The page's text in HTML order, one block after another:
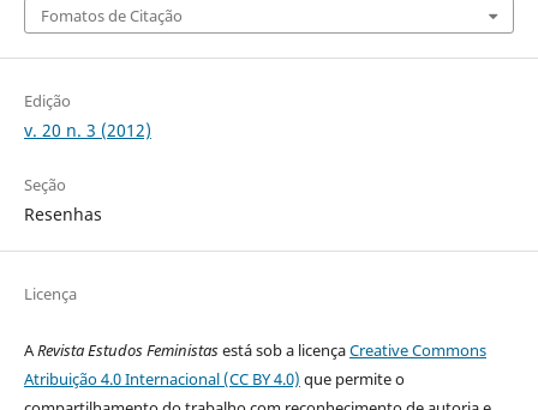
Fomatos de Citação
Edição
v. 20 n. 3 (2012)
Seção
Resenhas
Licença
ARevista Estudos Feministasestá sob a licençaCreative Commons
Atribuição 4.0 Internacional (CC BY 4.0) que permite o